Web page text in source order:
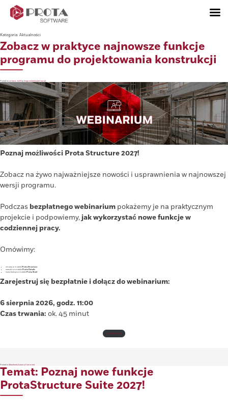
to
content
Kategoria: Aktualności
Zobacz w praktyce najnowsze funkcje
programu do projektowania konstrukcji
Posted on 29 lipca, 2026 by kinga.stolarska@tmsys.pl
Poznaj możliwości Prota Structure 2027!
Zobacz na żywo najważniejsze nowości i usprawnienia w najnowszej
wersji programu.
Podczas bezpłatnego webinarium pokażemy je na praktycznym
projekcie i podpowiemy, jak wykorzystać nowe funkcje w
codziennej pracy.
Omówimy:
zmiany w moduleProta Structure
nowości w moduleProta Details
nowe funkcje w moduleProta Steel
Zarejestruj się bezpłatnie i dołącz do webinarium:
6 sierpnia 2026, godz. 11:00
Czas trwania: ok. 45 minut
ZAPISUJĘ SIĘ!
Posted in Aktualności Leave a Commenton
praktyce
najnowsze
do
projektowania
konstrukcji
Temat: Poznaj nowe funkcje
ProtaStructure Suite 2027!